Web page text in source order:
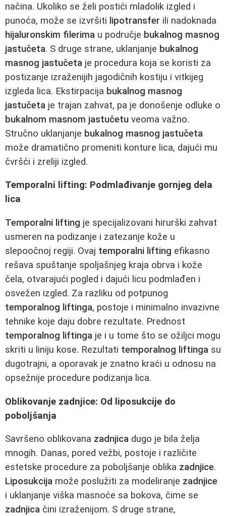
načina. Ukoliko se želi postići mladolik izgled i
punoća, može se izvršiti lipotransfer ili nadoknada
hijaluronskim filerima u područje bukalnog masnog
jastučeta. S druge strane, uklanjanje bukalnog
masnog jastučeta je procedura koja se koristi za
postizanje izraženijih jagodičnih kostiju i vitkijeg
izgleda lica. Ekstirpacija bukalnog masnog
jastučeta je trajan zahvat, pa je donošenje odluke o
bukalnom masnom jastučetu veoma važno.
Stručno uklanjanje bukalnog masnog jastučeta
može dramatično promeniti konture lica, dajući mu
čvršći i zreliji izgled.
Temporalni lifting: Podmlađivanje gornjeg dela
lica
Temporalni lifting je specijalizovani hirurški zahvat
usmeren na podizanje i zatezanje kože u
slepoočnoj regiji. Ovaj temporalni lifting efikasno
rešava spuštanje spoljašnjeg kraja obrva i kože
čela, otvarajući pogled i dajući licu podmlađen i
osvežen izgled. Za razliku od potpunog
temporalnog liftinga, postoje i minimalno invazivne
tehnike koje daju dobre rezultate. Prednost
temporalnog liftinga je i u tome što se ožiljci mogu
skriti u liniju kose. Rezultati temporalnog liftinga su
dugotrajni, a oporavak je znatno kraći u odnosu na
opsežnije procedure podizanja lica.
Oblikovanje zadnjice: Od liposukcije do
poboljšanja
Savršeno oblikovana zadnjica dugo je bila želja
mnogih. Danas, pored vežbi, postoje i različite
estetske procedure za poboljšanje oblika zadnjice.
Liposukcija može poslužiti za modeliranje zadnjice
i uklanjanje viška masnoće sa bokova, čime se
zadnjica čini izraženijom. S druge strane,